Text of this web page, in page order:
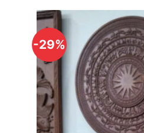
-29%